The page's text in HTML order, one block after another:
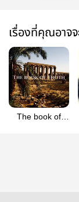
เรื่องที่คุณอาจ
The book of